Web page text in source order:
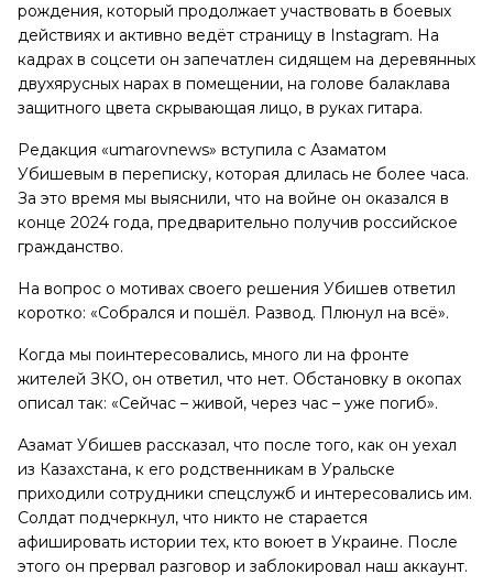
рождения, который продолжает участвовать в боевых
действиях и активно ведёт страницу в Instagram. На
кадрах в соцсети он запечатлен сидящем на деревянных
двухярусных нарах в помещении, на голове балаклава
защитного цвета скрывающая лицо, в руках гитара.
Редакция «umarovnews» вступила с Азаматом
Убишевым в переписку, которая длилась не более часа.
За это время мы выяснили, что на войне он оказался в
конце 2024 года, предварительно получив российское
гражданство.
На вопрос о мотивах своего решения Убишев ответил
коротко: «Собрался и пошёл. Развод. Плюнул на всё».
Когда мы поинтересовались, много ли на фронте
жителей ЗКО, он ответил, что нет. Обстановку в окопах
описал так: «Сейчас – живой, через час – уже погиб».
Азамат Убишев рассказал, что после того, как он уехал
из Казахстана, к его родственникам в Уральске
приходили сотрудники спецслужб и интересовались им.
Солдат подчеркнул, что никто не старается
афишировать истории тех, кто воюет в Украине. После
этого он прервал разговор и заблокировал наш аккаунт.